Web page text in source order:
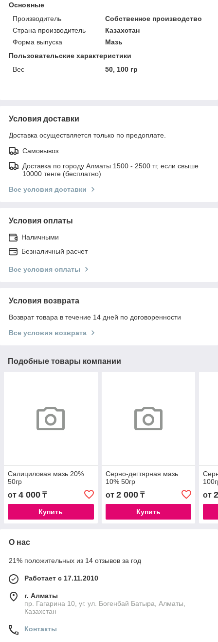
Основные
Производитель
Собственное производство
Страна производитель
Казахстан
Форма выпуска
Мазь
Пользовательские характеристики
Вес
50, 100 гр
Условия доставки
Доставка осуществляется только по предоплате.
Самовывоз
Доставка по городу Алматы 1500 - 2500 тг, если свыше
10000 тенге (бесплатно)
Все условия доставки
Условия оплаты
Наличными
Безналичный расчет
Все условия оплаты
Условия возврата
Возврат товара в течение 14 дней по договоренности
Все условия возврата
Подобные товары компании
Салициловая мазь 20%
50гр
от 4 000 ₸
Купить
Серно-дегтярная мазь
10% 50гр
от 2 000₸
Купить
от
О нас
21% положительных из 14 отзывов за год
Работает с 17.11.2010
г. Алматы
пр. Гагарина 10, уг. ул. Богенбай Батыра, Алматы,
Казахстан
Контакты